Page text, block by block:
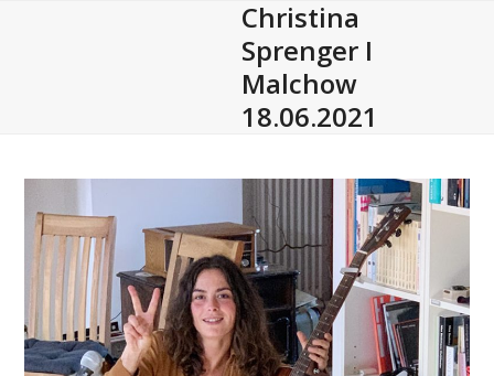
Christina
Sprenger I
Malchow
18.06.2021